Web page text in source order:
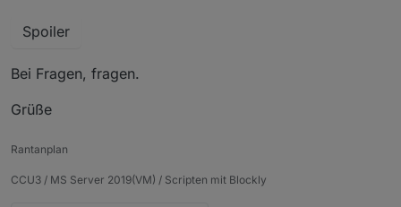
Spoiler
Bei Fragen, fragen.
Grüße
Rantanplan
CCU3 / MS Server 2019(VM) / Scripten mit Blockly